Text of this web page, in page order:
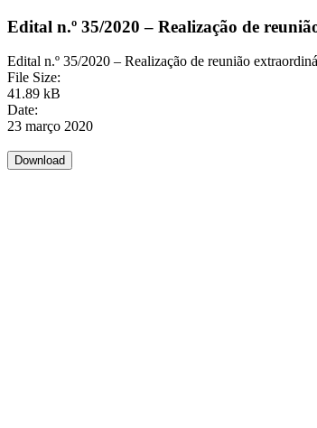
Edital n.º 35/2020 – Realização de
Edital n.º 35/2020 – Realização de reunião
File Size:
41.89 kB
Date:
23 março 2020